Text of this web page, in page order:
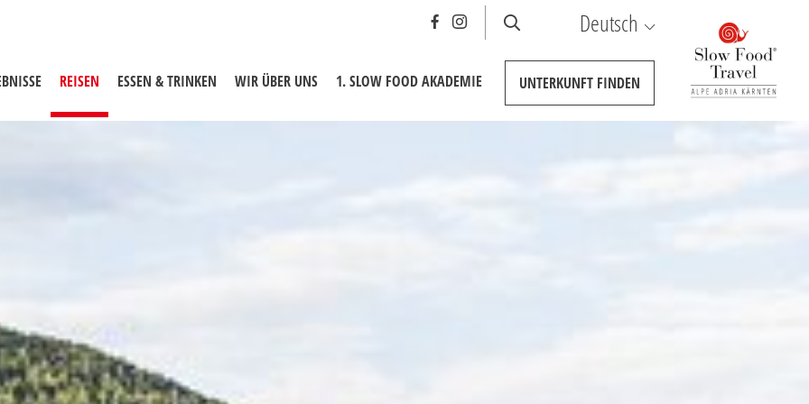
Deutsch
REISEN (AKTUELLE SEITE)
ESSEN & TRINKEN WIR ÜBER UNS 1. SLOW FOOD AKADEMIE UNTERKUNFT FINDEN